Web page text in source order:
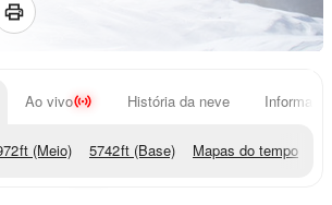
Ao vivo História da neve
ft (Meio) 5742ft (Base) Mapas do tempo